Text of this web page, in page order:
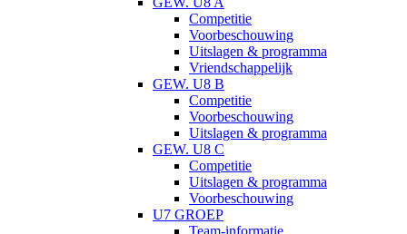
Competitie
Voorbeschouwing
Uitslagen & programma
Vriendschappelijk
GEW. U8 B
Competitie
Voorbeschouwing
Uitslagen & programma
GEW. U8 C
Competitie
Uitslagen & programma
Voorbeschouwing
U7 GROEP
Team-informatie